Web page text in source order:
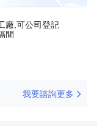
廠,可公司登記
間
我要諮詢更多